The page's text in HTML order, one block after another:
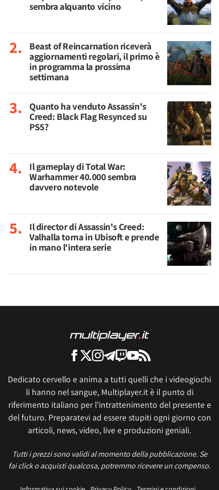
sembra alquanto vicino
Beast of Reincarnation riceverà
aggiornamenti regolari, il primo è
in programma la prossima
settimana
Quanto ha venduto Assassin's
Creed: Black Flag Resynced su
PS5?
Il gameplay di Total War:
Warhammer 40.000 sembra
davvero notevole
Il director di Assassin's Creed:
Valhalla torna in Ubisoft e prende
in mano l'intera serie
Dedicato cervello e anima a tutti quelli che i videogiochi
li hanno nel sangue, Multiplayer.it è il punto di
riferimento italiano per l'intrattenimento del presente e
del futuro. Preparatevi ad essere stupiti ogni giorno con
articoli, news, video, live e produzioni geniali.
Tutti i prezzi sono validi al momento della pubblicazione. Se
fai click o acquisti qualcosa, potremmo ricevere un compenso.